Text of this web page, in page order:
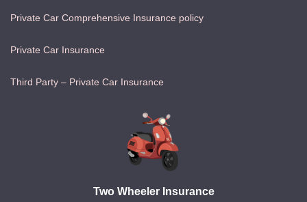
Private Car Comprehensive Insurance policy
Private Car Insurance
Third Party – Private Car Insurance
Two Wheeler Insurance